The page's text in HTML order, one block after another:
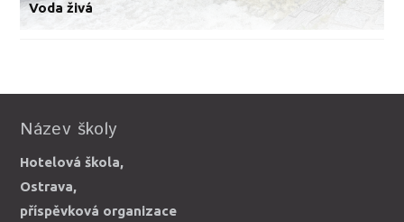
Voda živá
Název školy
Hotelová škola,
Ostrava,
příspěvková organizace